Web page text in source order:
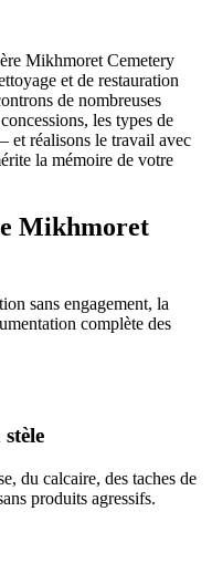
Mikhmoret Cemetery
et de restauration
de nombreuses
les types de
et réalisons le travail avec
la mémoire de votre
Mikhmoret
sans engagement, la
complète des
du calcaire, des taches de
produits agressifs.